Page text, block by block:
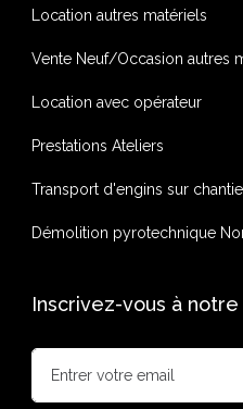
Location autres matériels
Vente Neuf/Occasion autres
Location avec opérateur
Prestations Ateliers
Transport d'engins sur
Démolition pyrotechnique
Inscrivez-vous à